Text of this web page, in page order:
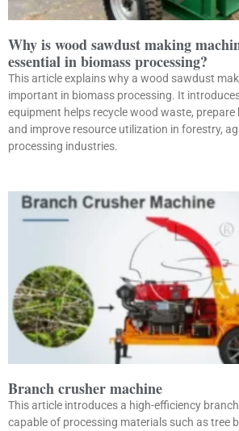
Why is wood sawdust making
essential in biomass processing?
This article explains why a wood sawdust
important in biomass processing. It
equipment helps recycle wood waste,
and improve resource utilization in forestry,
processing industries.
Branch crusher machine
This article introduces a high-efficiency
capable of processing materials such as tree